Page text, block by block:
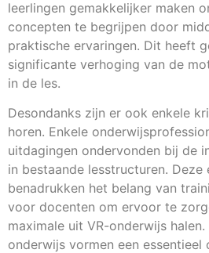
leerlingen gemakkelijker maken
concepten te begrijpen door
praktische ervaringen. Dit heeft
significante verhoging van de
in de les.
Desondanks zijn er ook enkele
horen. Enkele
uitdagingen ondervonden bij de
in bestaande lesstructuren. Deze
benadrukken het belang van
voor docenten om ervoor te
maximale uit VR-onderwijs halen.
onderwijs vormen een